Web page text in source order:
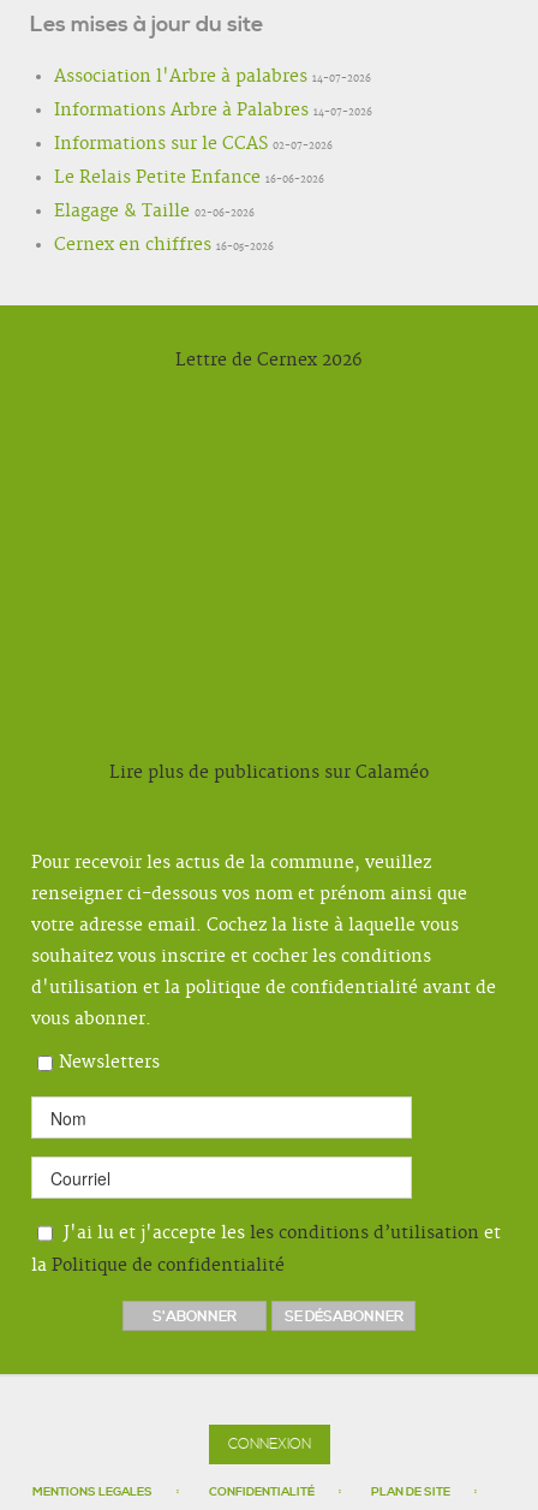
Les mises à jour du site
Association l'Arbre à palabres 14-07-2026
Informations Arbre à Palabres 14-07-2026
Informations sur le CCAS 02-07-2026
Le Relais Petite Enfance 16-06-2026
Elagage & Taille 02-06-2026
Cernex en chiffres 16-05-2026
Lettre de Cernex 2026
Lire plus de publications sur Calaméo
Pour recevoir les actus de la commune, veuillez
renseigner ci-dessous vos nom et prénom ainsi que
votre adresse email. Cochez la liste à laquelle vous
souhaitez vous inscrire et cocher les conditions
d'utilisation et la politique de confidentialité avant de
vous abonner.
Newsletters
J'ai lu et j'accepte les les conditions d’utilisation et
la Politique de confidentialité
CONNEXION
MENTIONS LEGALES CONFIDENTIALITÉ PLAN DE SITE